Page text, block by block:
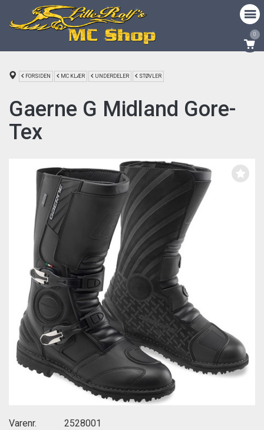
0
FORSIDEN MC KLÆR UNDERDELER STØVLER
Gaerne G Midland Gore-
Tex
Varenr. 2528001